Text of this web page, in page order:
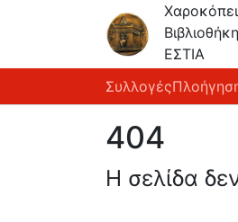
ΕΣΤΙΑ
Συλλογές
404
Η σελίδα